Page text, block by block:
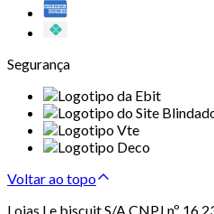
Segurança
Voltar ao topo
Lojas Le biscuit S/A CNPJ nº